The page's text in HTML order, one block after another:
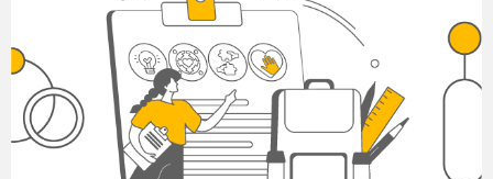
В.хабарництво;
Г. використання службового становища.
8. Символом чого була нова шинель для
Акакія Акакійовича?
А.виникнення дружби з колегами;
зміни соціального статусу;